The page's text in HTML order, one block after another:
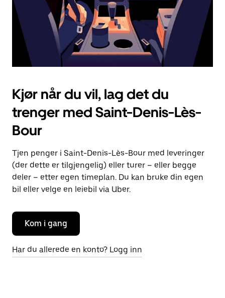
Kjør når du vil, lag det du
trenger med Saint-Denis-Lès-
Bour
Tjen penger i Saint-Denis-Lès-Bour med leveringer
(der dette er tilgjengelig) eller turer – eller begge
deler – etter egen timeplan. Du kan bruke din egen
bil eller velge en leiebil via Uber.
Kom i gang
Har du allerede en konto? Logg inn